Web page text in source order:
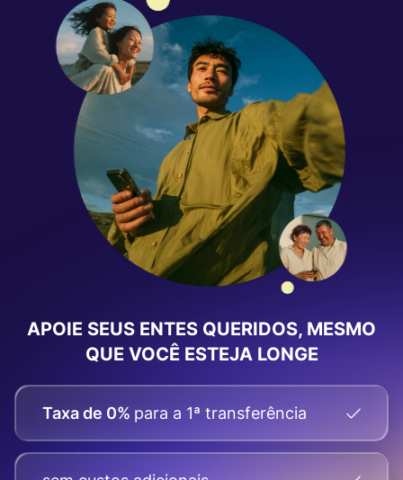
APOIE SEUS ENTES QUERIDOS, MESMO
QUE VOCÊ ESTEJA LONGE
Taxa de 0% para a 1ª transferência